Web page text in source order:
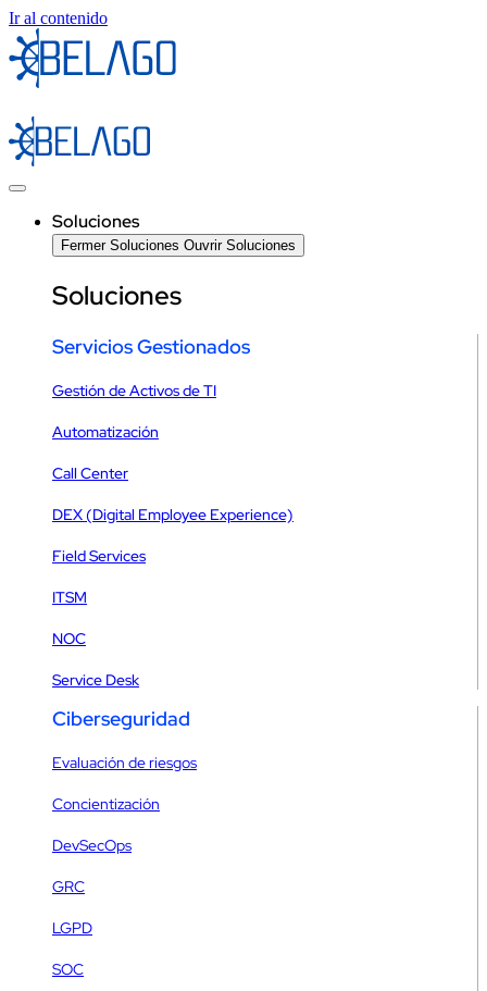
Ir al contenido
Soluciones
Fermer Soluciones Ouvrir Soluciones
Soluciones
Servicios Gestionados
Gestión de Activos de TI
Automatización
Call Center
DEX (Digital Employee Experience)
Field Services
ITSM
NOC
Service Desk
Ciberseguridad
Evaluación de riesgos
Concientización
DevSecOps
GRC
LGPD
SOC